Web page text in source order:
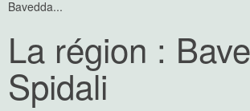
Bavedda...
La région :
Spidali